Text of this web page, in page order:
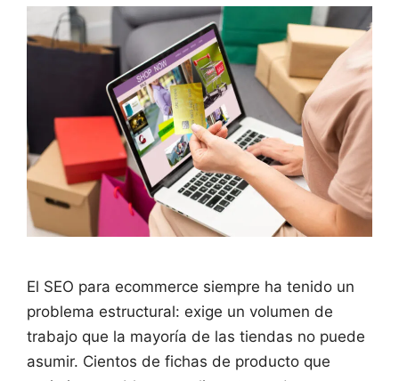
El SEO para ecommerce siempre ha tenido un
problema estructural: exige un volumen de
trabajo que la mayoría de las tiendas no puede
asumir. Cientos de fichas de producto que